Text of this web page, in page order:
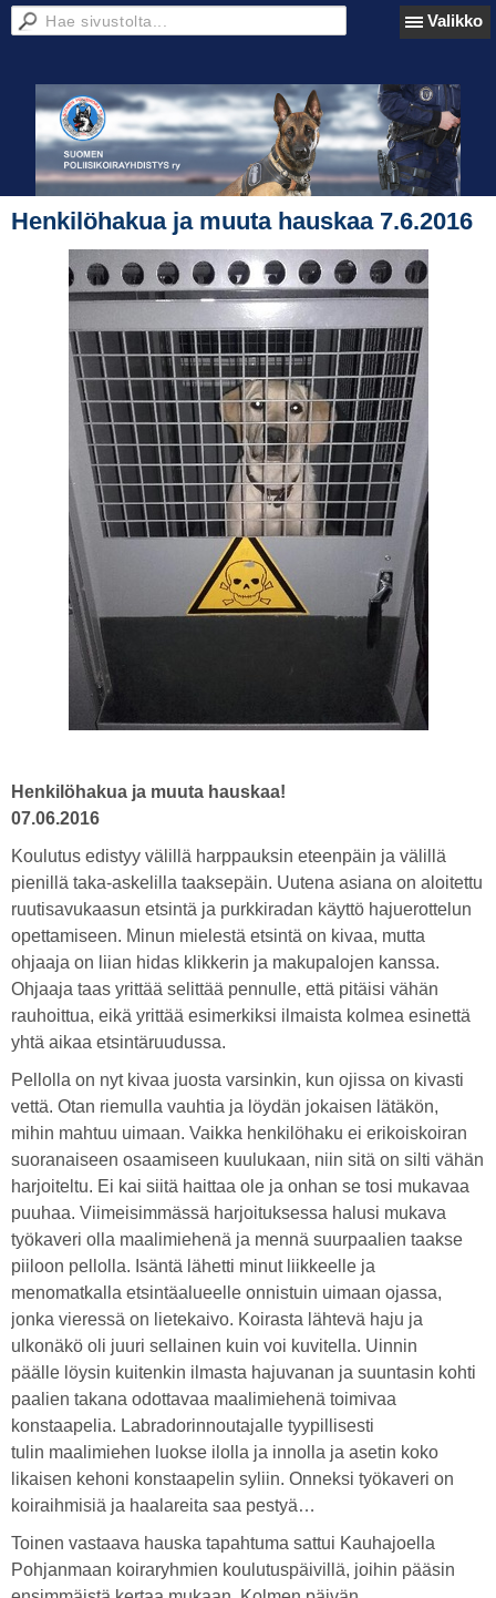
Valikko
Henkilöhakua ja muuta hauskaa 7.6.2016
Henkilöhakua ja muuta hauskaa!
07.06.2016
Koulutus edistyy välillä harppauksin eteenpäin ja välillä
pienillä taka-askelilla taaksepäin. Uutena asiana on aloitettu
ruutisavukaasun etsintä ja purkkiradan käyttö hajuerottelun
opettamiseen. Minun mielestä etsintä on kivaa, mutta
ohjaaja on liian hidas klikkerin ja makupalojen kanssa.
Ohjaaja taas yrittää selittää pennulle, että pitäisi vähän
rauhoittua, eikä yrittää esimerkiksi ilmaista kolmea esinettä
yhtä aikaa etsintäruudussa.
Pellolla on nyt kivaa juosta varsinkin, kun ojissa on kivasti
vettä. Otan riemulla vauhtia ja löydän jokaisen lätäkön,
mihin mahtuu uimaan. Vaikka henkilöhaku ei erikoiskoiran
suoranaiseen osaamiseen kuulukaan, niin sitä on silti vähän
harjoiteltu. Ei kai siitä haittaa ole ja onhan se tosi mukavaa
puuhaa. Viimeisimmässä harjoituksessa halusi mukava
työkaveri olla maalimiehenä ja mennä suurpaalien taakse
piiloon pellolla. Isäntä lähetti minut liikkeelle ja
menomatkalla etsintäalueelle onnistuin uimaan ojassa,
jonka vieressä on lietekaivo. Koirasta lähtevä haju ja
ulkonäkö oli juuri sellainen kuin voi kuvitella. Uinnin
päälle löysin kuitenkin ilmasta hajuvanan ja suuntasin kohti
paalien takana odottavaa maalimiehenä toimivaa
konstaapelia. Labradorinnoutajalle tyypillisesti
tulin maalimiehen luokse ilolla ja innolla ja asetin koko
likaisen kehoni konstaapelin syliin. Onneksi työkaveri on
koiraihmisiä ja haalareita saa pestyä…
Toinen vastaava hauska tapahtuma sattui Kauhajoella
Pohjanmaan koiraryhmien koulutuspäivillä, joihin pääsin